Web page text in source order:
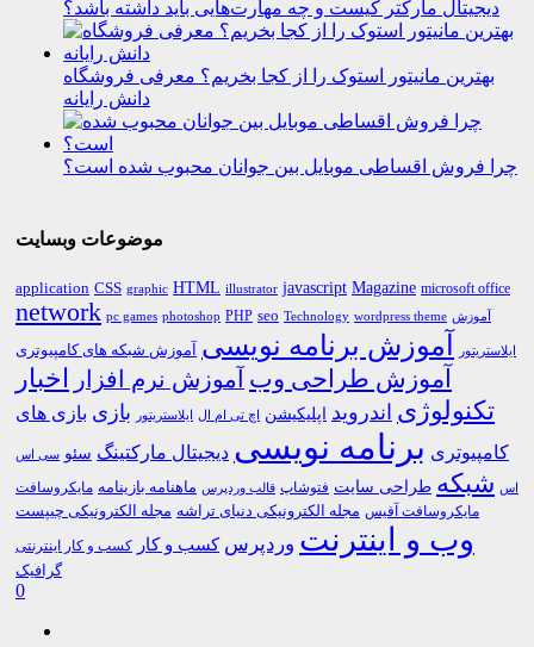
دیجیتال مارکتر کیست و چه مهارت‌هایی باید داشته باشد؟
بهترین مانیتور استوک را از کجا بخریم؟ معرفی فروشگاه
دانش رایانه
چرا فروش اقساطی موبایل بین جوانان محبوب شده است؟
موضوعات وبسایت
application CSS graphic HTML illustrator javascript Magazine microsoft office
network pc games photoshop PHP seo Technology wordpress theme آموزش
ایلاستریتور آموزش برنامه نویسی آموزش شبکه های کامپیوتری
آموزش طراحی وب آموزش نرم افزار اخبار
تکنولوژی اندروید اپلیکیشن اچ تی ام ال ایلاستریتور بازی بازی های
کامپیوتری برنامه نویسی دیجیتال مارکتینگ سئو سی اس
اس شبکه طراحی سایت فتوشاپ قالب وردپرس ماهنامه بازینامه مایکروسافت
مایکروسافت آفیس مجله الکترونیکی دنیای تراشه مجله الکترونیکی چیپست
وب و اینترنت وردپرس کسب و کار کسب و کار اینترنتی
گرافیک
0